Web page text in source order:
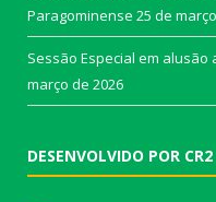
Paragominense 25 de
Sessão Especial em
março de 2026
DESENVOLVIDO POR CR2